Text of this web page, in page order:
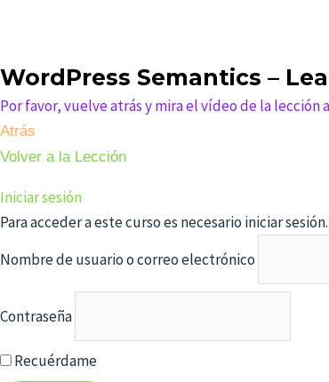
WordPress Semantics –
Por favor, vuelve atrás y mira el vídeo de la lección
Atrás
Volver a la Lección
Iniciar sesión
Para acceder a este curso es necesario iniciar
Nombre de usuario o correo electrónico
Contraseña
Recuérdame